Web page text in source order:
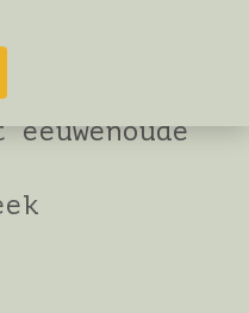
midden in de